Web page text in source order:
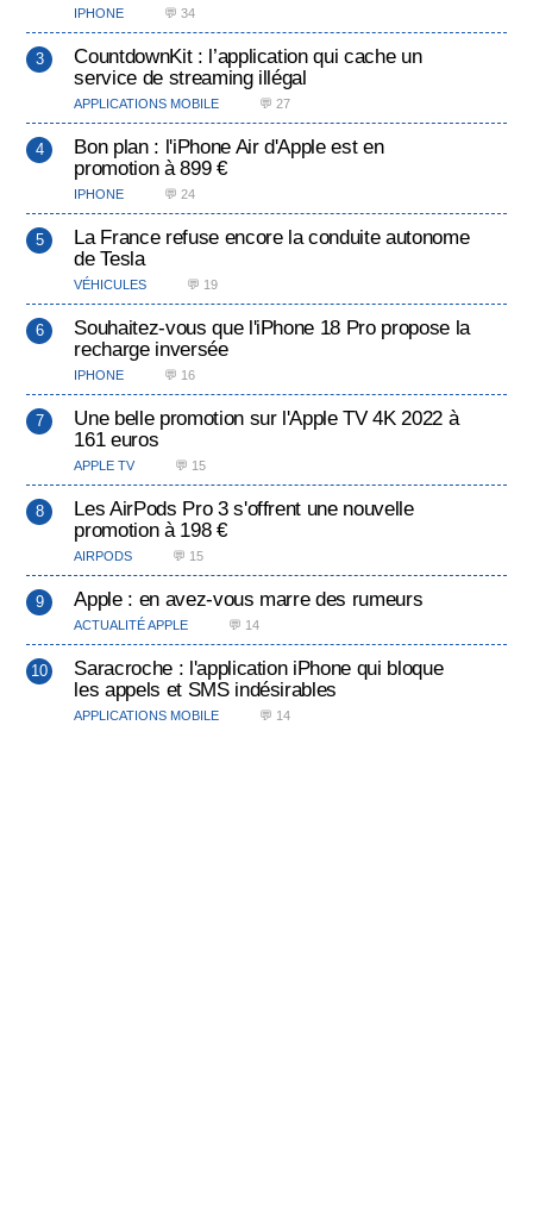
IPHONE 💬 34
CountdownKit : l’application qui cache un
service de streaming illégal
APPLICATIONS MOBILE 💬 27
Bon plan : l'iPhone Air d'Apple est en
promotion à 899 €
IPHONE 💬 24
La France refuse encore la conduite autonome
de Tesla
VÉHICULES 💬 19
Souhaitez-vous que l'iPhone 18 Pro propose la
recharge inversée
IPHONE 💬 16
Une belle promotion sur l'Apple TV 4K 2022 à
161 euros
APPLE TV 💬 15
Les AirPods Pro 3 s'offrent une nouvelle
promotion à 198 €
AIRPODS 💬 15
Apple : en avez-vous marre des rumeurs
ACTUALITÉ APPLE 💬 14
Saracroche : l'application iPhone qui bloque
les appels et SMS indésirables
APPLICATIONS MOBILE 💬 14